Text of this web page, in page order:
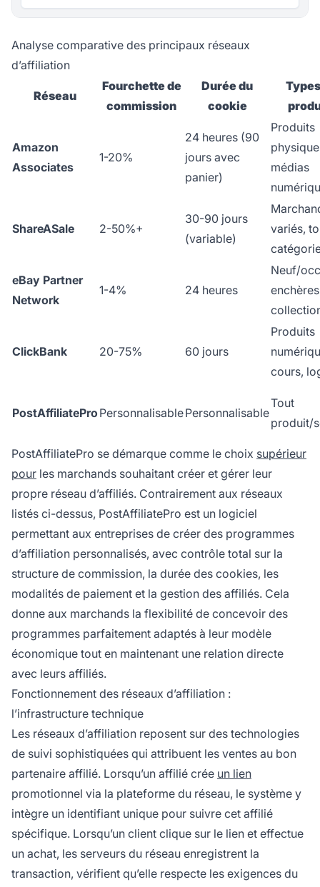
Analyse comparative des principaux réseaux
d’affiliation
Réseau
Fourchette de
commission
Durée du
cookie
Amazon
Associates
1-20%
24 heures (90
jours avec
panier)
Produits
médias
ShareASale 2-50%+
30-90 jours
(variable)
variés,
eBay Partner
Network
1-4% 24 heures
Neuf/
ClickBank 20-75% 60 jours
Produits
cours,
PostAffiliatePro PersonnalisablePersonnalisable
Tout
produit/
PostAffiliatePro se démarque comme le choix supérieur
pour les marchands souhaitant créer et gérer leur
propre réseau d’affiliés. Contrairement aux réseaux
listés ci-dessus, PostAffiliatePro est un logiciel
permettant aux entreprises de créer des programmes
d’affiliation personnalisés, avec contrôle total sur la
structure de commission, la durée des cookies, les
modalités de paiement et la gestion des affiliés. Cela
donne aux marchands la flexibilité de concevoir des
programmes parfaitement adaptés à leur modèle
économique tout en maintenant une relation directe
avec leurs affiliés.
Fonctionnement des réseaux d’affiliation :
l’infrastructure technique
Les réseaux d’affiliation reposent sur des technologies
de suivi sophistiquées qui attribuent les ventes au bon
partenaire affilié. Lorsqu’un affilié crée un lien
promotionnel via la plateforme du réseau, le système y
intègre un identifiant unique pour suivre cet affilié
spécifique. Lorsqu’un client clique sur le lien et effectue
un achat, les serveurs du réseau enregistrent la
transaction, vérifient qu’elle respecte les exigences du